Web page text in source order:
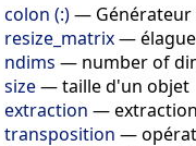
colon (:)— Générateur
resize_matrix—
ndims — number of
size— taille d'un objet
extraction —
transposition —